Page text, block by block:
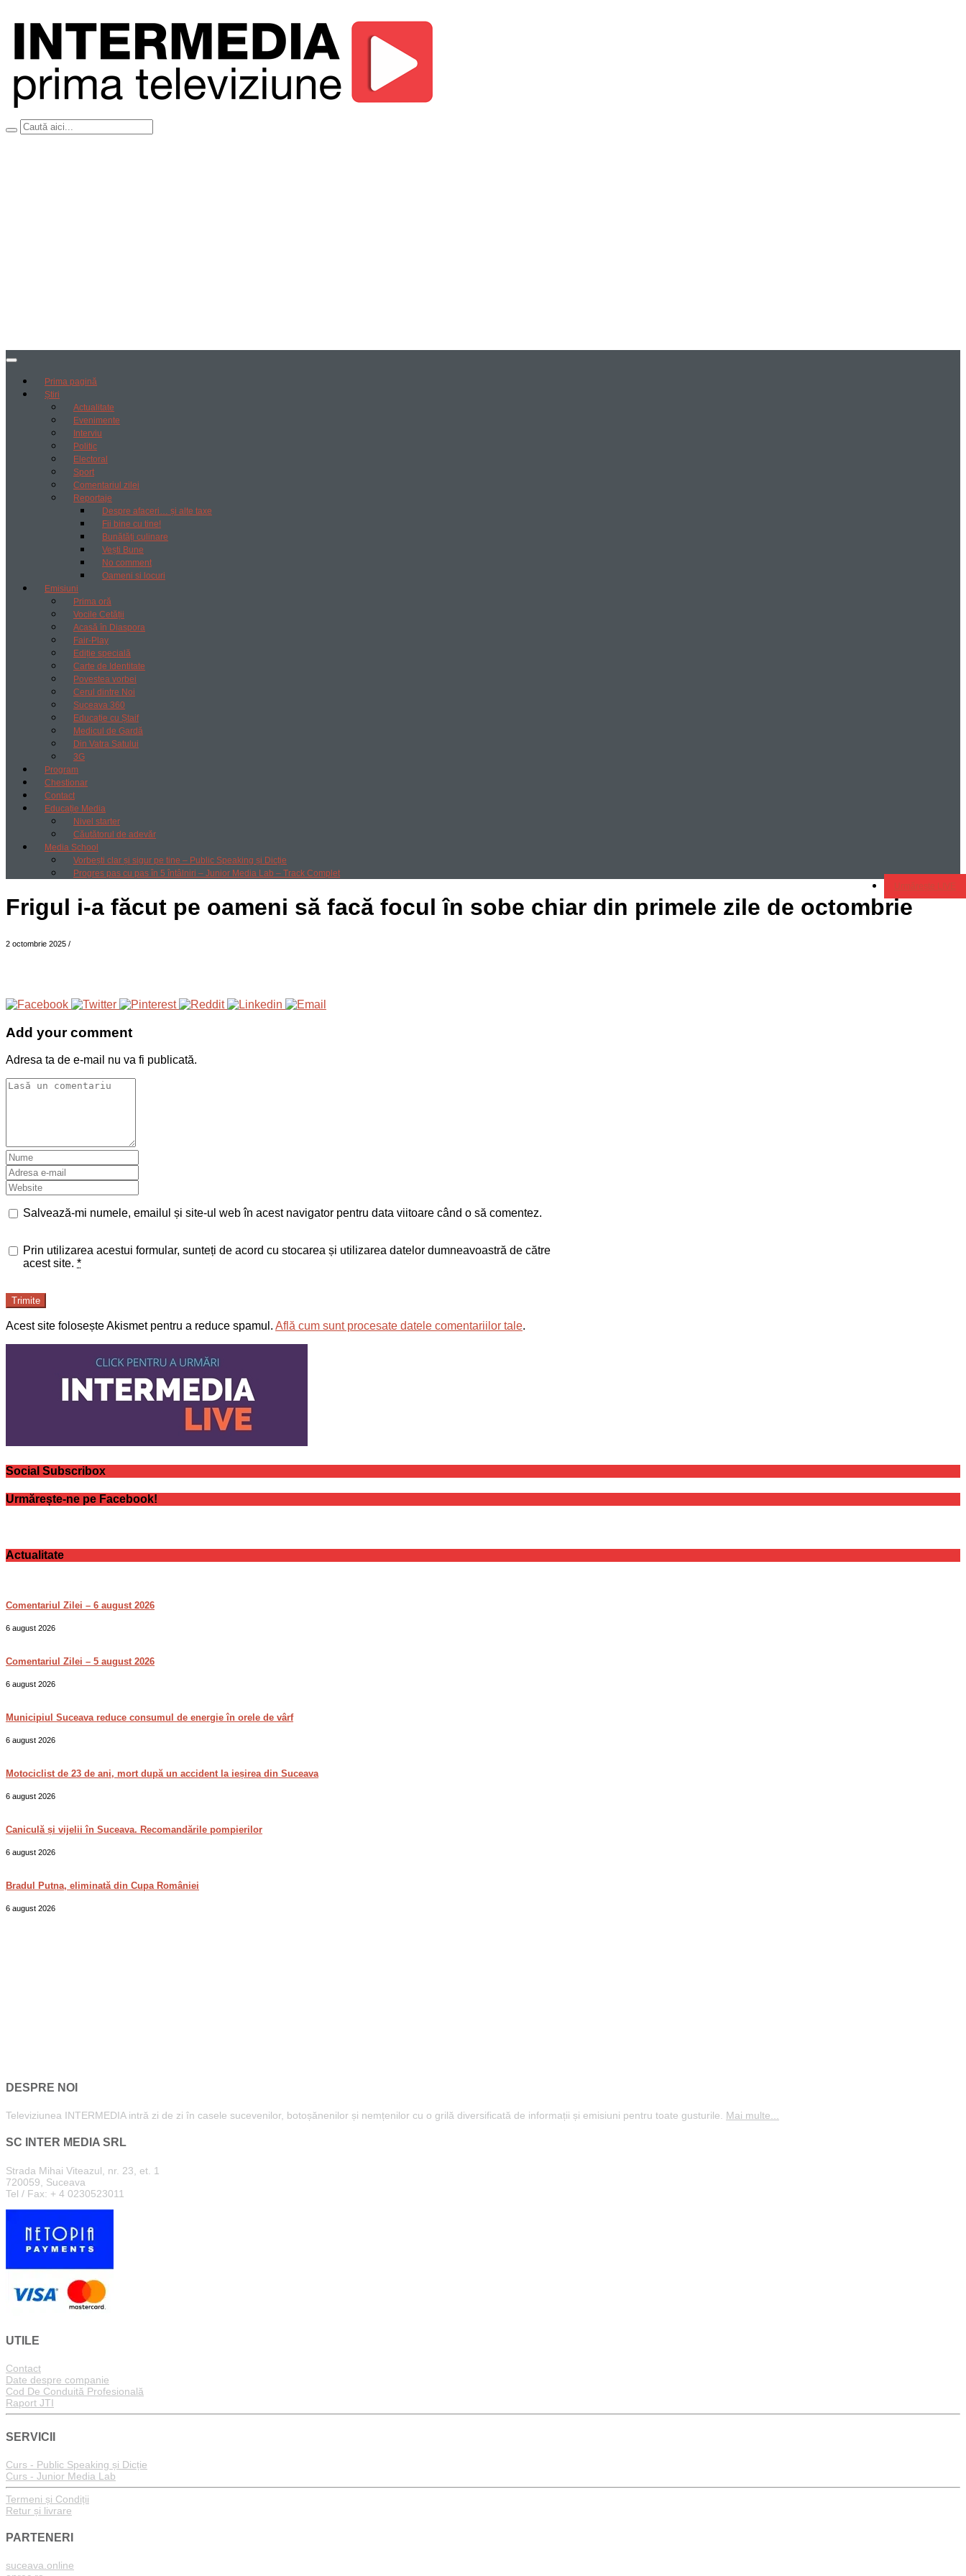
Prima pagină
Știri
Actualitate
Evenimente
Interviu
Politic
Electoral
Sport
Comentariul zilei
Reportaje
Despre afaceri… și alte taxe
Fii bine cu tine!
Bunătăți culinare
Vești Bune
No comment
Oameni si locuri
Emisiuni
Prima oră
Vocile Cetății
Acasă în Diaspora
Fair-Play
Ediție specială
Carte de Identitate
Povestea vorbei
Cerul dintre Noi
Suceava 360
Educație cu Ștaif
Medicul de Gardă
Din Vatra Satului
3G
Program
Chestionar
Contact
Educație Media
Nivel starter
Căutătorul de adevăr
Media School
Vorbești clar și sigur pe tine – Public Speaking și Dicție
Progres pas cu pas în 5 întâlniri – Junior Media Lab – Track Complet
Urmărește LIVE
Frigul i-a făcut pe oameni să facă focul în sobe chiar din primele zile de octombrie
2 octombrie 2025 /
Add your comment
Adresa ta de e-mail nu va fi publicată.
Salvează-mi numele, emailul și site-ul web în acest navigator pentru data viitoare când o să comentez.
Prin utilizarea acestui formular, sunteți de acord cu stocarea și utilizarea datelor dumneavoastră de către
acest site. *
Trimite
Acest site folosește Akismet pentru a reduce spamul. Află cum sunt procesate datele comentariilor tale.
Social Subscribox
Urmărește-ne pe Facebook!
Actualitate
Comentariul Zilei – 6 august 2026
6 august 2026
Comentariul Zilei – 5 august 2026
6 august 2026
Municipiul Suceava reduce consumul de energie în orele de vârf
6 august 2026
Motociclist de 23 de ani, mort după un accident la ieșirea din Suceava
6 august 2026
Caniculă și vijelii în Suceava. Recomandările pompierilor
6 august 2026
Bradul Putna, eliminată din Cupa României
6 august 2026
DESPRE NOI
Televiziunea INTERMEDIA intră zi de zi în casele sucevenilor, botoșănenilor și nemțenilor cu o grilă diversificată de informații și emisiuni pentru toate gusturile. Mai multe...
SC INTER MEDIA SRL
Strada Mihai Viteazul, nr. 23, et. 1
720059, Suceava
Tel / Fax: + 4 0230523011
UTILE
Contact
Date despre companie
Cod De Conduită Profesională
Raport JTI
SERVICII
Curs - Public Speaking și Dicție
Curs - Junior Media Lab
Termeni și Condiții
Retur și livrare
PARTENERI
suceava.online